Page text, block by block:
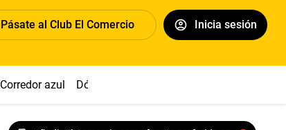
Pásate al Club El Comercio Inicia sesión
Corredor azul Dólar